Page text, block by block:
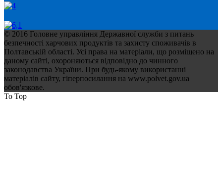
© 2016 Головне управління Державної служби з питань
безпечності харчових продуктів та захисту споживачів в
Полтавській області. Усі права на матеріали, що розміщено на
даному сайті, охороняються відповідно до чинного
законодавства України. При будь-якому використанні
матеріалів сайту, гіперпосилання на www.polvet.gov.ua
обов'язкове.
To Top